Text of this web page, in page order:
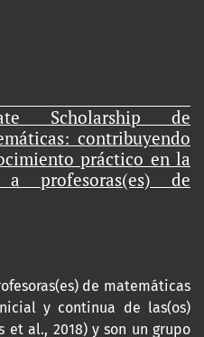
Scholarship de
contribuyendo
práctico en la
profesoras(es) de
de matemáticas
y continua de las(os)
et al., 2018) y son un grupo